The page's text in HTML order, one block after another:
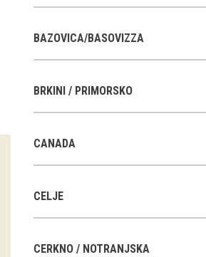
Stalne razstave
Občasne razstave
E-razstave
Arhiv razstav
dogodki
BAZOVICA/BASOVIZZA
BRKINI / PRIMORSKO
CANADA
CELJE
CERKNO / NOTRANJSKA